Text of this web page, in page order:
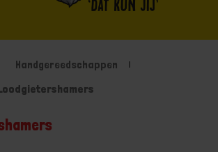
Handgereedschappen